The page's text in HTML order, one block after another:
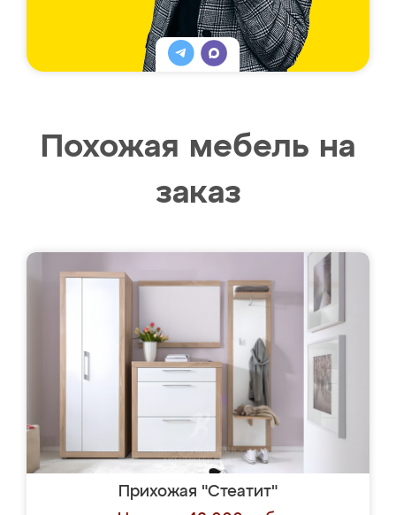
Похожая мебель на
заказ
Прихожая "Стеатит"